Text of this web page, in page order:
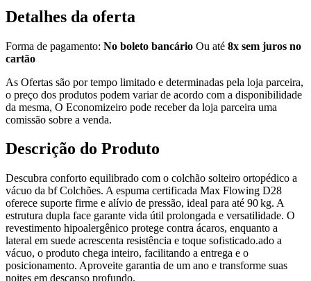
Detalhes da oferta
Forma de pagamento: No boleto bancário Ou até 8x sem juros no
cartão
As Ofertas são por tempo limitado e determinadas pela loja parceira,
o preço dos produtos podem variar de acordo com a disponibilidade
da mesma, O Economizeiro pode receber da loja parceira uma
comissão sobre a venda.
Descrição do Produto
Descubra conforto equilibrado com o colchão solteiro ortopédico a
vácuo da bf Colchões. A espuma certificada Max Flowing D28
oferece suporte firme e alívio de pressão, ideal para até 90 kg. A
estrutura dupla face garante vida útil prolongada e versatilidade. O
revestimento hipoalergênico protege contra ácaros, enquanto a
lateral em suede acrescenta resistência e toque sofisticado.ado a
vácuo, o produto chega inteiro, facilitando a entrega e o
posicionamento. Aproveite garantia de um ano e transforme suas
noites em descanso profundo.